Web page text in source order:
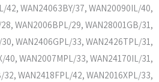
42, WAN24063BY/37, WAN20090IL/40,
WAN2006BPL/29, WAN28001GB/31,
WAN2406GPL/33, WAN2426TPL/31,
40, WAN2007MPL/33, WAN24170IL/31,
32, WAN2418FPL/42, WAN2016XPL/33,